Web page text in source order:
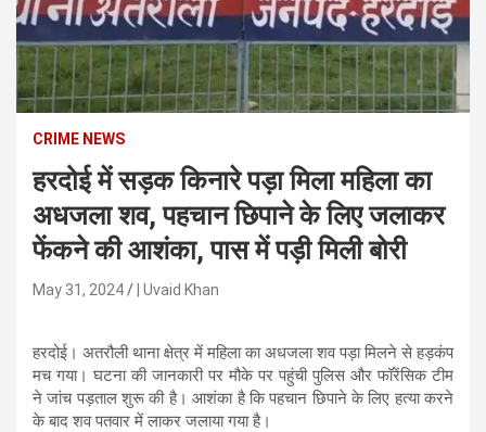
CRIME NEWS
हरदोई में सड़क किनारे पड़ा मिला महिला का
अधजला शव, पहचान छिपाने के लिए जलाकर
फेंकने की आशंका, पास में पड़ी मिली बोरी
May 31, 2024 | Uvaid Khan
हरदोई। अतरौली थाना क्षेत्र में महिला का अधजला शव पड़ा मिलने से हड़कंप
मच गया। घटना की जानकारी पर मौके पर पहुंची पुलिस और फॉरेंसिक टीम
ने जांच पड़ताल शुरू की है। आशंका है कि पहचान छिपाने के लिए हत्या करने
के बाद शव पतवार में लाकर जलाया गया है।